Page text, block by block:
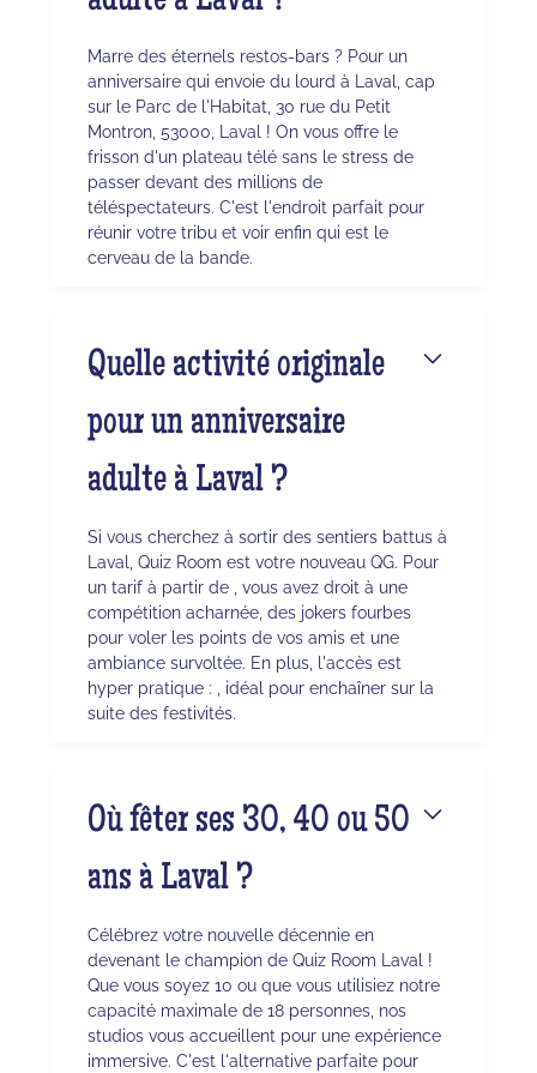
Marre des éternels restos-bars ? Pour un
anniversaire qui envoie du lourd à Laval, cap
sur le Parc de l'Habitat, 30 rue du Petit
Montron, 53000, Laval ! On vous offre le
frisson d'un plateau télé sans le stress de
passer devant des millions de
téléspectateurs. C'est l'endroit parfait pour
réunir votre tribu et voir enfin qui est le
cerveau de la bande.
Quelle activité originale
pour un anniversaire
adulte à Laval ?
Si vous cherchez à sortir des sentiers battus à
Laval, Quiz Room est votre nouveau QG. Pour
un tarif à partir de , vous avez droit à une
compétition acharnée, des jokers fourbes
pour voler les points de vos amis et une
ambiance survoltée. En plus, l'accès est
hyper pratique : , idéal pour enchaîner sur la
suite des festivités.
Où fêter ses 30, 40 ou 50
ans à Laval ?
Célébrez votre nouvelle décennie en
devenant le champion de Quiz Room Laval !
Que vous soyez 10 ou que vous utilisiez notre
capacité maximale de 18 personnes, nos
studios vous accueillent pour une expérience
immersive. C'est l'alternative parfaite pour